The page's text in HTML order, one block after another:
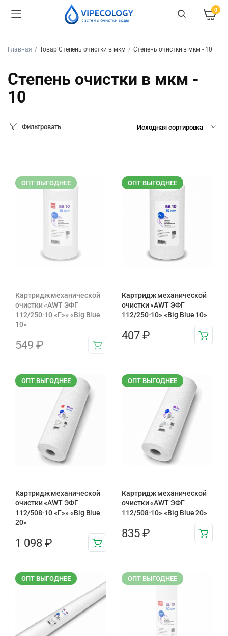
0
Главная Товар Степень очистки в мкм Степень очистки в мкм - 10
Степень очистки в мкм -
10
Фильтровать
ОПТ ВЫГОДНЕЕ
Картридж механической
очистки «AWT ЭФГ
112/250-10 «Г»» «Big Blue
10»
549 ₽
ОПТ ВЫГОДНЕЕ
Картридж механической
очистки «AWT ЭФГ
112/250-10» «Big Blue 10»
407 ₽
ОПТ ВЫГОДНЕЕ
Картридж механической
очистки «AWT ЭФГ
112/508-10 «Г»» «Big Blue
20»
1 098 ₽
ОПТ ВЫГОДНЕЕ
Картридж механической
очистки «AWT ЭФГ
112/508-10» «Big Blue 20»
835 ₽
ОПТ ВЫГОДНЕЕ ОПТ ВЫГОДНЕЕ